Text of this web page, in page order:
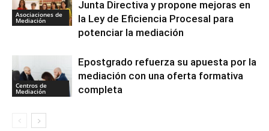
Asociaciones de
Mediación
Junta Directiva y propone mejoras en
la Ley de Eficiencia Procesal para
potenciar la mediación
Centros de
Mediación
Epostgrado refuerza su apuesta por la
mediación con una oferta formativa
completa